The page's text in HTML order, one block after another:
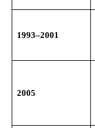
1993–2001
2005